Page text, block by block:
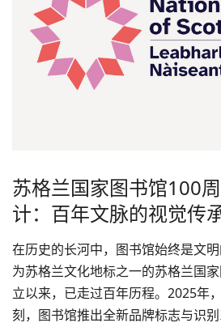
苏格兰国家图书馆100
计：百年文脉的视觉传
在历史的长河中，图书馆始终是文
为苏格兰文化地标之一的苏格兰国
立以来，已走过百年历程。2025年
刻，图书馆推出全新品牌标志与识